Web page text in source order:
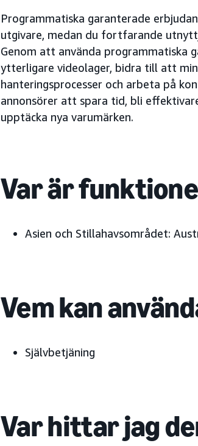
Programmatiska garanterade
utgivare, medan du fortfarande
Genom att använda programmatiska
ytterligare videolager, bidra till att
hanteringsprocesser och arbeta på
annonsörer att spara tid, bli
upptäcka nya varumärken.
Var är
Asien och Stillahavsområdet:
Vem kan
Självbetjäning
Var hittar jag